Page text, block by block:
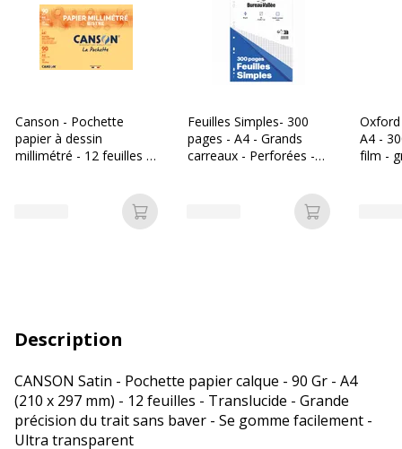
Canson - Pochette
papier à dessin
millimétré - 12 feuilles -
Ajouter au panier
Feuilles Simples- 300
pages - A4 - Grands
carreaux - Perforées -
Ajouter au
A4 -
film -
Description
CANSON Satin - Pochette papier calque - 90 Gr - A4
(210 x 297 mm) - 12 feuilles - Translucide - Grande
précision du trait sans baver - Se gomme facilement -
Ultra transparent